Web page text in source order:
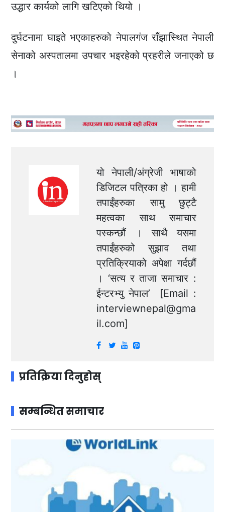
उद्धार कार्यको लागि खटिएको थियो ।
दुर्घटनामा घाइते भएकाहरुको नेपालगंज राँझास्थित नेपाली
सेनाको अस्पतालमा उपचार भइरहेको प्रहरीले जनाएको छ
।
यो नेपाली/अंग्रेजी भाषाको
डिजिटल पत्रिका हो । हामी
तपाईंहरुका सामु छुट्टै
महत्वका साथ समाचार
पस्कन्छौं । साथै यसमा
तपाईंहरुको सुझाव तथा
प्रतिक्रियाको अपेक्षा गर्दछौं
। ‘सत्य र ताजा समाचार :
ईन्टरभ्यु नेपाल’ [Email :
interviewnepal@gma
il.com]
प्रतिक्रिया दिनुहोस्
सम्बन्धित समाचार